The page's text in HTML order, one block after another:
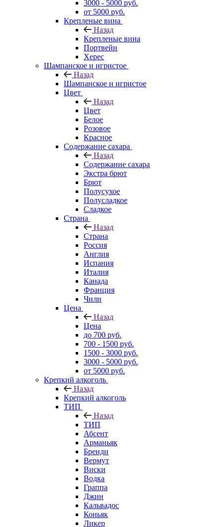
3000 - 5000 руб.
от 5000 руб.
Крепленые вина
Назад
Крепленые вина
Портвейн
Херес
Шампанское и игристое
Назад
Шампанское и игристое
Цвет
Назад
Цвет
Белое
Розовое
Красное
Содержание сахара
Назад
Содержание сахара
Экстра брют
Брют
Полусухое
Полусладкое
Сладкое
Страна
Назад
Страна
Россия
Англия
Испания
Италия
Канада
Франция
Чили
Цена
Назад
Цена
до 700 руб.
700 - 1500 руб.
1500 - 3000 руб.
3000 - 5000 руб.
от 5000 руб.
Крепкий алкоголь
Назад
Крепкий алкоголь
ТИП
Назад
ТИП
Абсент
Арманьяк
Бренди
Вермут
Виски
Водка
Граппа
Джин
Кальвадос
Коньяк
Ликер